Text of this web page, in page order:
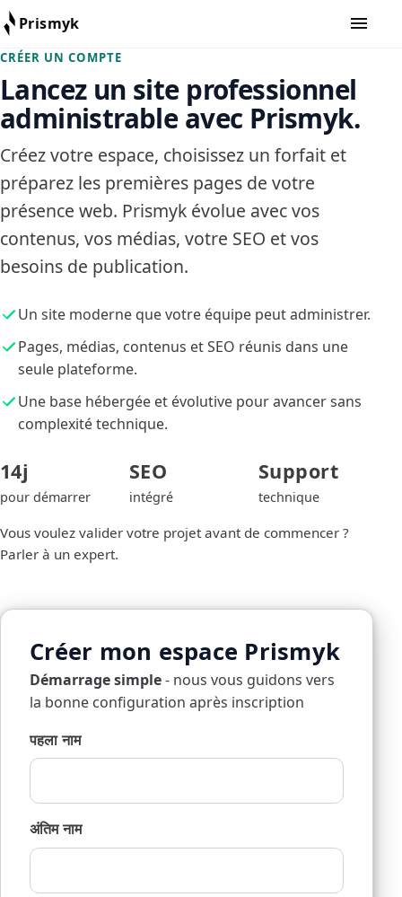
Prismyk
Prismyk नेविगेशन
CRÉER UN COMPTE
Lancez un site professionnel
administrable avec Prismyk.
Créez votre espace, choisissez un forfait et
préparez les premières pages de votre
présence web. Prismyk évolue avec vos
contenus, vos médias, votre SEO et vos
besoins de publication.
Un site moderne que votre équipe peut administrer.
Pages, médias, contenus et SEO réunis dans une
seule plateforme.
Une base hébergée et évolutive pour avancer sans
complexité technique.
14j
pour démarrer
SEO
intégré
Support
technique
Vous voulez valider votre projet avant de commencer ?
Parler à un expert.
Créer mon espace Prismyk
Démarrage simple- nous vous guidons vers
la bonne configuration après inscription
पहला नाम
अंतिम नाम